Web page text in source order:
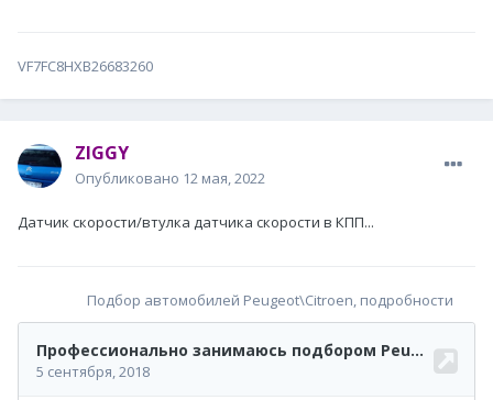
VF7FC8HXB26683260
ZIGGY
Опубликовано 12 мая, 2022
Датчик скорости/втулка датчика скорости в КПП...
Подбор автомобилей Peugeot\Citroen, подробности